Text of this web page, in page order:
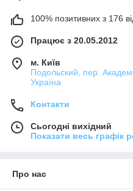
100% позитивних з 176
Працює з 20.05.2012
м. Київ
Подольский, пер.
Україна
Контакти
Сьогодні вихідний
Показати весь графік
Про нас